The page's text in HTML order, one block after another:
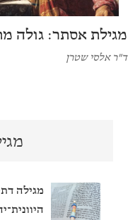
מגילת אסתר: גולה
ד"ר אלסי שטרן
מגילה